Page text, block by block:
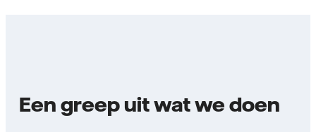
Een greep uit wat we doen